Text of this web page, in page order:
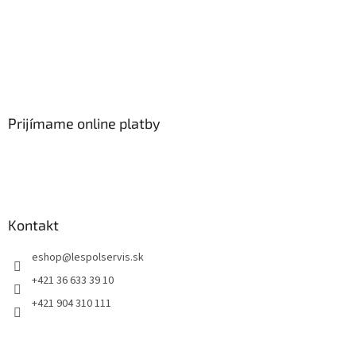
Prijímame online platby
Kontakt
eshop@lespolservis.sk
+421 36 633 39 10
+421 904 310 111